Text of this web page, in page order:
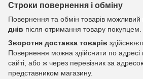
Строки повернення і обміну
Повернення та обмін товарів можливий
днів після отримання товару покупцем.
Зворотня доставка товарів
Повернення можна здійснити по адресі
сайті, або ж через перевізник за
представником магазину.